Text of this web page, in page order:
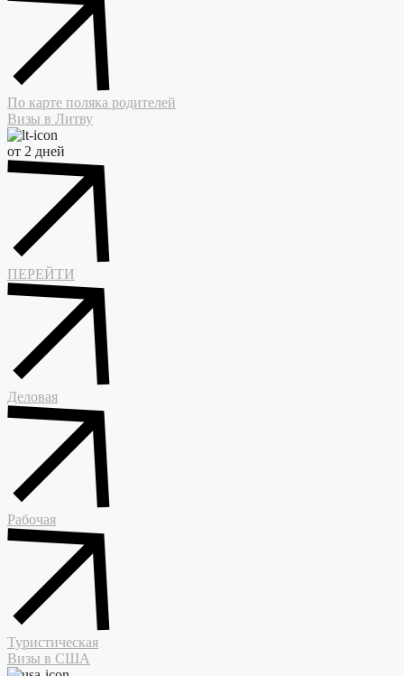
По карте поляка родителей
Визы в Литву
от 2 дней
ПЕРЕЙТИ
Деловая
Рабочая
Туристическая
Визы в США